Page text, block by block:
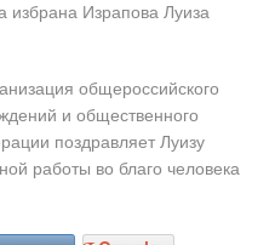
избрана Израпова Луиза
общероссийского
и общественного
поздравляет Луизу
работы во благо человека